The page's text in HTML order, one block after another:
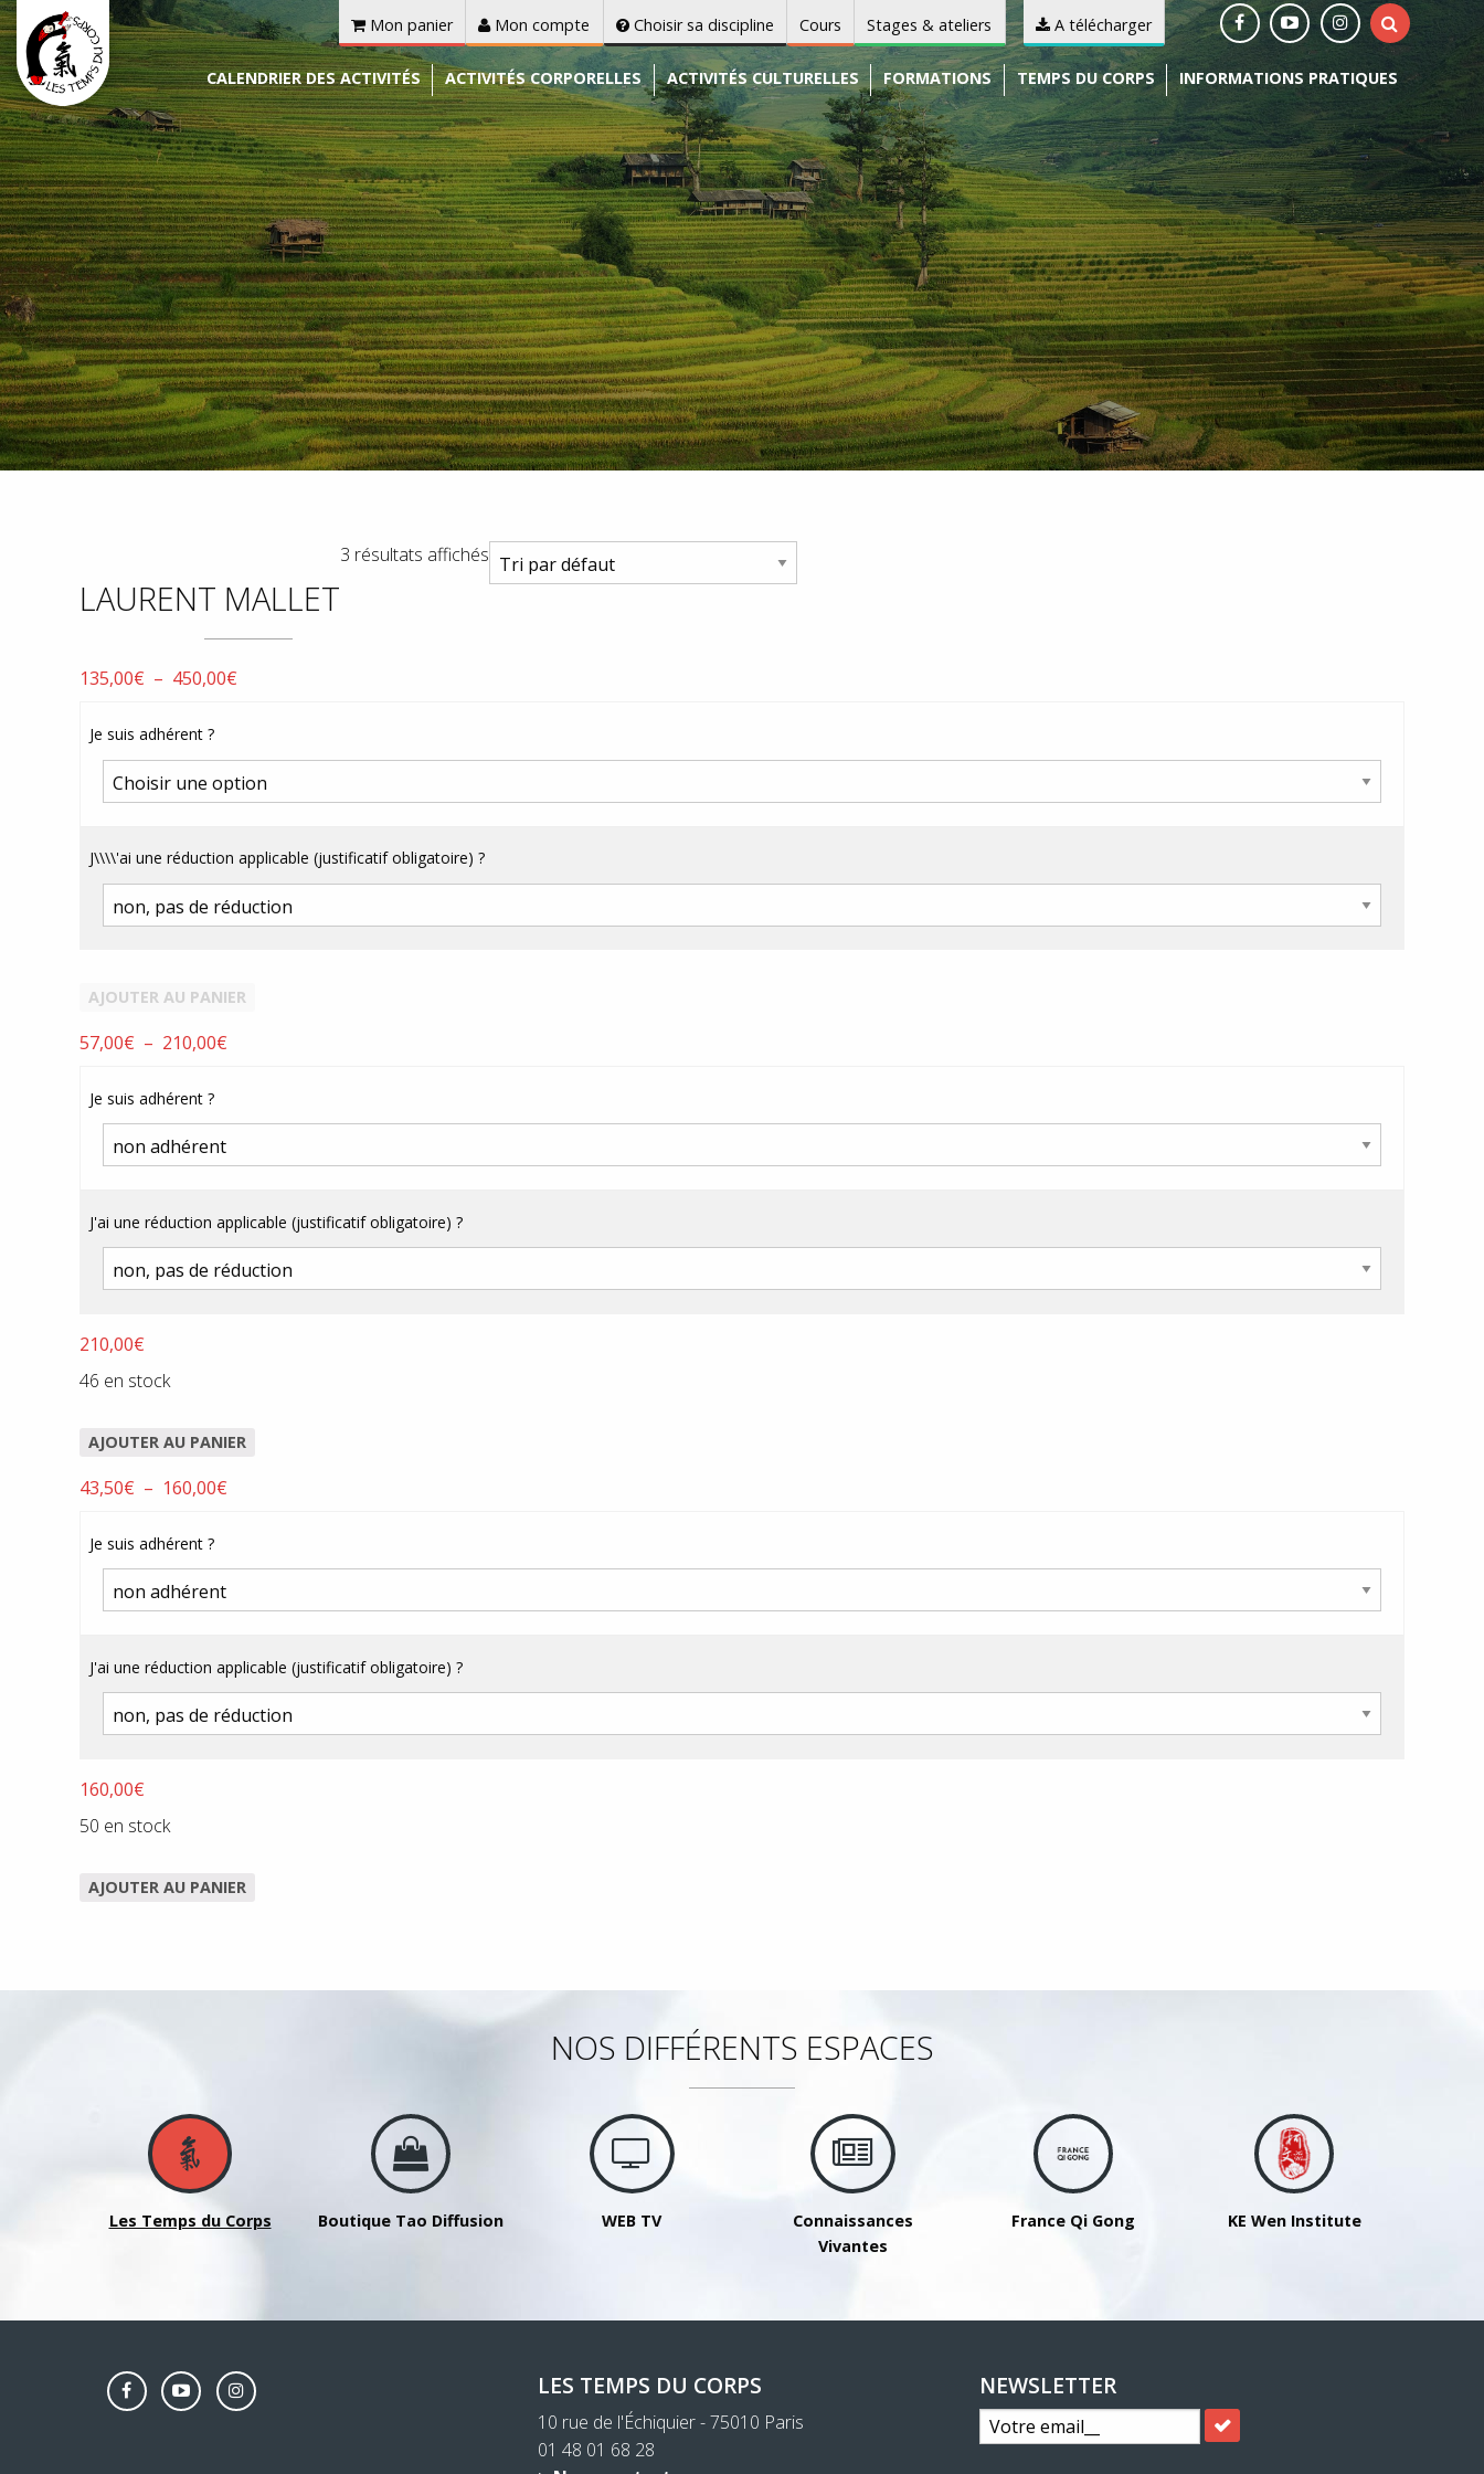
Mon panier Mon compte Choisir sa discipline Cours Stages & ateliers A télécharger
CALENDRIER DES ACTIVITÉS ACTIVITÉS CORPORELLES ACTIVITÉS CULTURELLES FORMATIONS TEMPS DU CORPS INFORMATIONS PRATIQUES
LAURENT MALLET
3 résultats affichés
135,00€ – 450,00€
135,00€
à
Je suis adhérent ?
J\\\\'ai une réduction applicable (justificatif obligatoire) ?
AJOUTER AU PANIER
57,00€ – 210,00€
57,00€
Je suis adhérent ?
J'ai une réduction applicable (justificatif obligatoire) ?
210,00€
46 en stock
AJOUTER AU PANIER
43,50€ – 160,00€
43,50€
Je suis adhérent ?
J'ai une réduction applicable (justificatif obligatoire) ?
160,00€
50 en stock
AJOUTER AU PANIER
NOS DIFFÉRENTS ESPACES
Les Temps du Corps Boutique Tao Diffusion WEB TV
Connaissances
Vivantes
France Qi Gong KE Wen Institute
LES TEMPS DU CORPS
10 rue de l'Échiquier - 75010 Paris
01 48 01 68 28
NEWSLETTER